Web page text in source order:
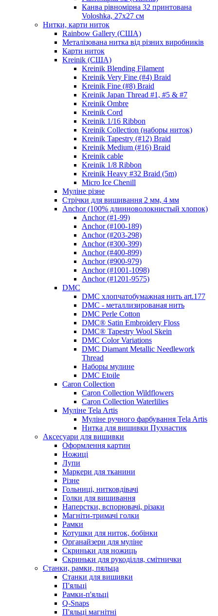
Канва рівномірна 32 принтована
Voloshka, 27х27 см
Нитки, карти ниток
Rainbow Gallery (США)
Металізована нитка від різних виробників
Карти ниток
Kreinik (США)
Kreinik Blending Filament
Kreinik Very Fine (#4) Braid
Kreinik Fine (#8) Braid
Kreinik Japan Thread #1, #5 & #7
Kreinik Ombre
Kreinik Cord
Kreinik 1/16 Ribbon
Kreinik Collection (наборы ниток)
Kreinik Tapestry (#12) Braid
Kreinik Medium (#16) Braid
Kreinik cable
Kreinik 1/8 Ribbon
Kreinik Heavy #32 Braid (5m)
Micro Ice Chenill
Муліне різне
Стрічки для вишивання 2 мм, 4 мм
Anchor (100% длинноволокнистый хлопок)
Anchor (#1-99)
Anchor (#100-189)
Anchor (#203-298)
Anchor (#300-399)
Anchor (#400-899)
Anchor (#900-979)
Anchor (#1001-1098)
Anchor (#1201-9575)
DMC
DMC хлопчатобумажная нить art.177
DMC - металлизированая нить
DMC Perle Cotton
DMC® Satin Embroidery Floss
DMC® Tapestry Wool Skein
DMC Color Variations
DMC Diamant Metallic Needlework
Thread
Наборы мулине
DMC Etoile
Caron Collection
Caron Collection Wildflowers
Caron Collection Waterlilies
Муліне Tela Artis
Муліне ручного фарбування Tela Artis
Нитка для вишивки Пухнастик
Аксесуари для вишивки
Оформлення картин
Ножиці
Лупи
Маркери для тканини
Різне
Гольниці, нитковдівачі
Голки для вишивання
Наперстки, вспорювачі, різаки
Магніти-тримачі голки
Рамки
Котушки для ниток, бобінки
Органайзери для муліне
Скриньки для ножиць
Скриньки для рукоділля, смітнички
Станки, рамки, пяльца
Станки для вишивки
П'яльці
Рамки-п'яльці
Q-Snaps
П'яльці магнітні